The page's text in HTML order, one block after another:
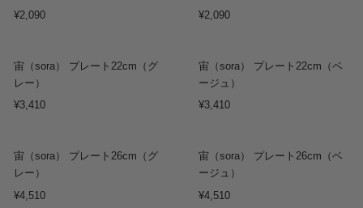
¥2,090
¥2,090
宙（sora） プレート22cm（グ
レー）
¥3,410
宙（sora） プレート22cm（ベ
ージュ）
¥3,410
宙（sora） プレート26cm（グ
レー）
¥4,510
宙（sora） プレート26cm（ベ
ージュ）
¥4,510